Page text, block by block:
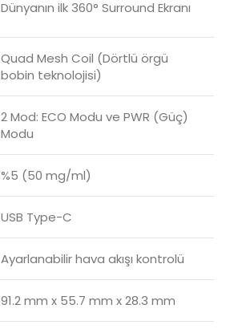
Dünyanın ilk 360° Surround Ekranı
Quad Mesh Coil (Dörtlü örgü
bobin teknolojisi)
2 Mod: ECO Modu ve PWR (Güç)
Modu
%5 (50 mg/ml)
USB Type-C
Ayarlanabilir hava akışı kontrolü
91.2 mm x 55.7 mm x 28.3 mm